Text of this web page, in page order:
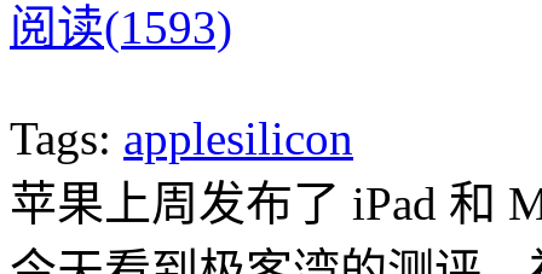
阅读(1593)
Tags: applesilicon
苹果上周发布了 iPad 和